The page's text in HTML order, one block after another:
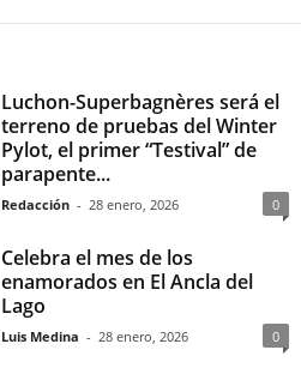
Luchon-Superbagnères será el
terreno de pruebas del Winter
Pylot, el primer “Testival” de
parapente...
Redacción - 28 enero, 2026 0
Celebra el mes de los
enamorados en El Ancla del
Lago
Luis Medina - 28 enero, 2026 0